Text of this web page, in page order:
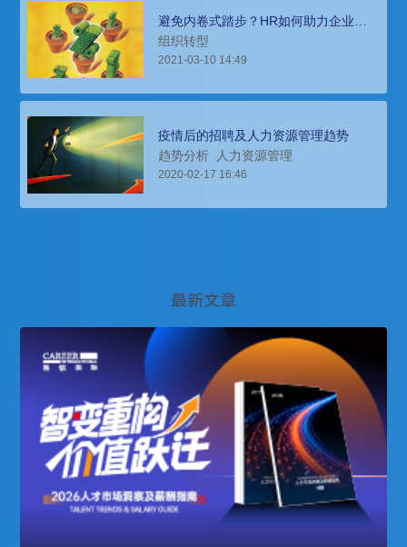
避免内卷式踏步？HR如何助力企业破
局
组织转型
2021-03-10 14:49
疫情后的招聘及人力资源管理趋势
趋势分析
人力资源管理
2020-02-17 16:46
最新文章